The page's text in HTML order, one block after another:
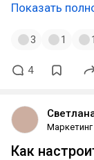
Показать
3 1 1
4
Маркетинг
Как